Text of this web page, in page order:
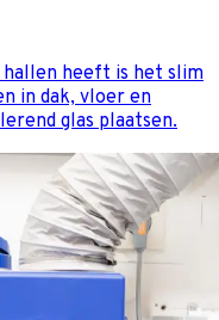
heeft is het slim
in dak, vloer en
glas plaatsen.